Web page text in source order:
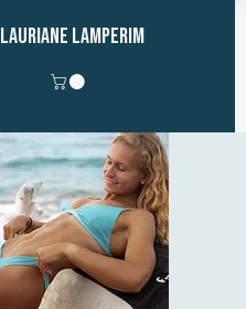
Lauriane Lamperim